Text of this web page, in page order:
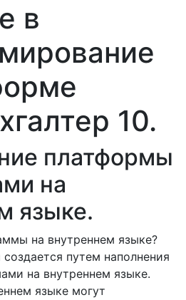
в
10.
платформы
на
языке.
на внутреннем языке?
путем наполнения
на внутреннем языке.
языке могут